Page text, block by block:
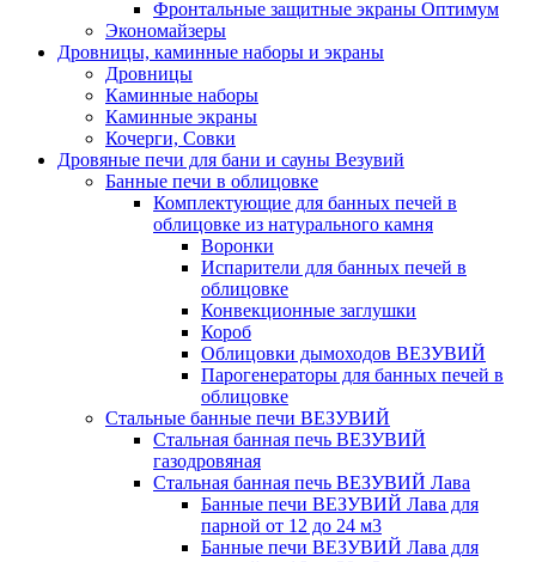
Фронтальные защитные экраны Оптимум
Экономайзеры
Дровницы, каминные наборы и экраны
Дровницы
Каминные наборы
Каминные экраны
Кочерги, Совки
Дровяные печи для бани и сауны Везувий
Банные печи в облицовке
Комплектующие для банных печей в
облицовке из натурального камня
Воронки
Испарители для банных печей в
облицовке
Конвекционные заглушки
Короб
Облицовки дымоходов ВЕЗУВИЙ
Парогенераторы для банных печей в
облицовке
Стальные банные печи ВЕЗУВИЙ
Стальная банная печь ВЕЗУВИЙ
газодровяная
Стальная банная печь ВЕЗУВИЙ Лава
Банные печи ВЕЗУВИЙ Лава для
парной от 12 до 24 м3
Банные печи ВЕЗУВИЙ Лава для